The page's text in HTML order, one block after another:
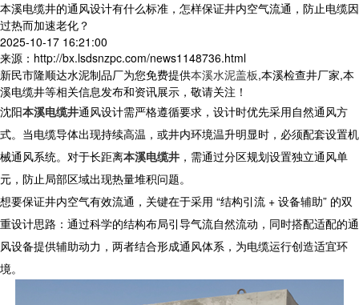
本溪电缆井的通风设计有什么标准，怎样保证井内空气流通，防止电缆因
过热而加速老化？
2025-10-17 16:21:00
来源：http://bx.lsdsnzpc.com/news1148736.html
新民市隆顺达水泥制品厂为您免费提供本溪水泥盖板,本溪检查井厂家,本
溪电缆井等相关信息发布和资讯展示，敬请关注！
沈阳本溪电缆井通风设计需严格遵循要求，设计时优先采用自然通风方
式。当电缆导体出现持续高温，或井内环境温升明显时，必须配套设置机
械通风系统。对于长距离本溪电缆井 ，需通过分区规划设置独立通风单
元，防止局部区域出现热量堆积问题。​
想要保证井内空气有效流通，关键在于采用 “结构引流 + 设备辅助” 的双
重设计思路：通过科学的结构布局引导气流自然流动，同时搭配适配的通
风设备提供辅助动力，两者结合形成通风体系，为电缆运行创造适宜环
境。